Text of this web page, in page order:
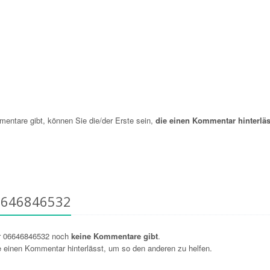
gibt, können Sie die/der Erste sein, die einen Kommentar
06646846532 nochkeine Kommentare gibt.
Kommentar hinterlässt, um so den anderen zu helfen.